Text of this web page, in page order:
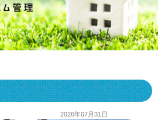
2026年07月31日